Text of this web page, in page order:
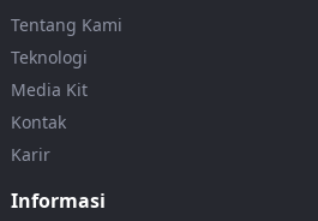
Tentang Kami
Teknologi
Media Kit
Kontak
Karir
Informasi